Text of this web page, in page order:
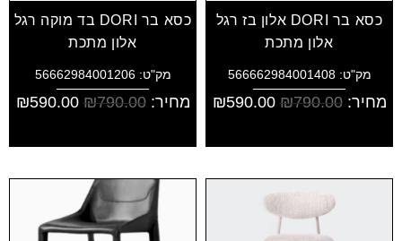
כסא בר DORI אלון בז רגל
אלון מתכת
מק"ט: 566662984001408
מחיר: ₪790.00
₪590.00
כסא בר DORI בד מוקה רגל
אלון מתכת
מק"ט: 56662984001206
מחיר: ₪790.00
₪590.00